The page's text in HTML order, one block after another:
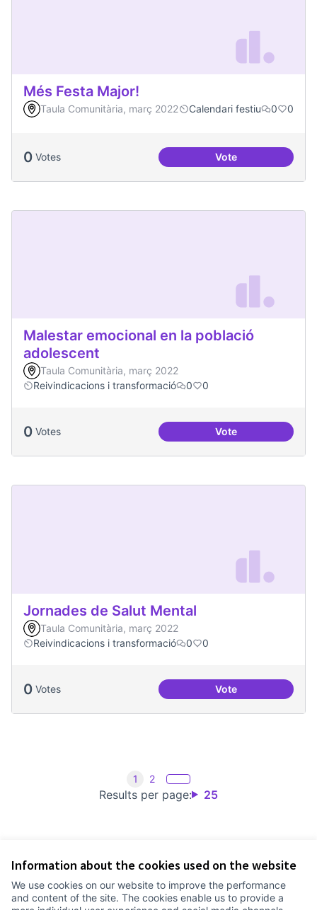
Information about the cookies used on the website
We use cookies on our website to improve the performance
and content of the site. The cookies enable us to provide a
Més Festa Major!
Taula Comunitària, març 2022 Calendari festiu 0 0
0 Votes VoteMés Festa Major!
Malestar emocional en la població
adolescent
Taula Comunitària, març 2022
Reivindicacions i transformació
0 0
0 Votes VoteMalestar
Jornades de Salut Mental
Taula Comunitària, març 2022
Reivindicacions i transformació
0 0
0 Votes VoteJornades de Salut
Results per page: 25
1 2
Cookie settings
Comunitat Canòdrom at Facebook
(External link)
Comunitat Canòdrom at Instagram
(External link)
Comunitat Canòdrom at YouTube
(External link)
English